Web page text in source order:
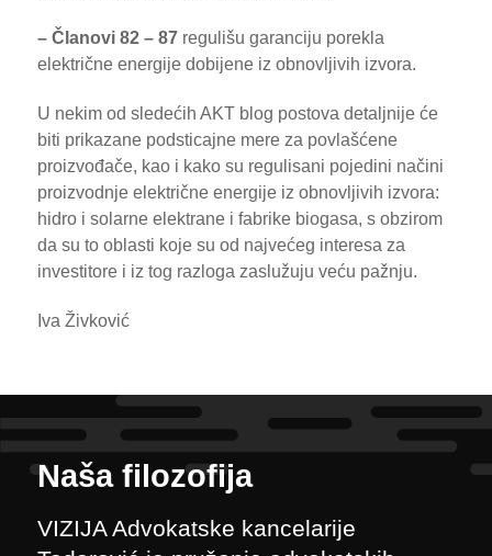
– Članovi 82 – 87 regulišu garanciju porekla
električne energije dobijene iz obnovljivih izvora.
U nekim od sledećih AKT blog postova detaljnije će
biti prikazane podsticajne mere za povlašćene
proizvođače, kao i kako su regulisani pojedini načini
proizvodnje električne energije iz obnovljivih izvora:
hidro i solarne elektrane i fabrike biogasa, s obzirom
da su to oblasti koje su od najvećeg interesa za
investitore i iz tog razloga zaslužuju veću pažnju.
Iva Živković
Naša filozofija
VIZIJA Advokatske kancelarije